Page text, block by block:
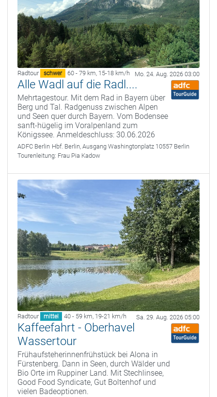
Radtour schwer 60 - 79 km, 15-18 km/h Mo. 24. Aug. 2026 03:00
Alle Wadl auf die Radl....
Mehrtagestour. Mit dem Rad in Bayern über
Berg und Tal. Radgenuss zwischen Alpen
und Seen quer durch Bayern. Vom Bodensee
sanft-hügelig im Voralpenland zum
Königssee. Anmeldeschluss: 30.06.2026
ADFC Berlin Hbf. Berlin, Ausgang Washingtonplatz 10557 Berlin
Tourenleitung: Frau Pia Kadow
Radtour mittel 40 - 59 km, 19-21 km/h Sa. 29. Aug. 2026 05:00
Kaffeefahrt - Oberhavel
Wassertour
Frühaufsteherinnenfrühstück bei Alona in
Fürstenberg. Dann in Seen, durch Wälder und
Bio Orte im Ruppiner Land. Mit Stechlinsee,
Good Food Syndicate, Gut Boltenhof und
vielen Badeoptionen.